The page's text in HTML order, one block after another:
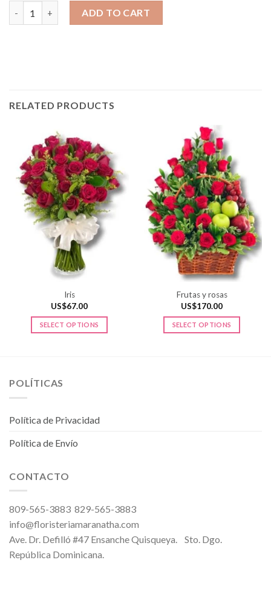
ADD TO CART
RELATED PRODUCTS
Iris
US$67.00
SELECT OPTIONS
Frutas y rosas
US$170.00
SELECT OPTIONS
POLÍTICAS
Política de Privacidad
Política de Envío
CONTACTO
809-565-3883 829-565-3883
info@floristeriamaranatha.com
Ave. Dr. Defilló #47 Ensanche Quisqueya. Sto. Dgo.
República Dominicana.